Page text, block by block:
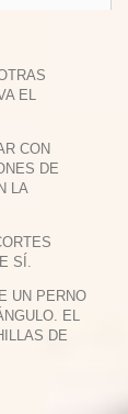
EL
CON
DE
LA
SÍ.
UN PERNO
EL
DE